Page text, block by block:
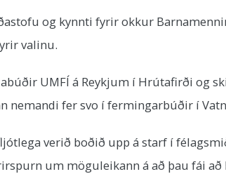
og kynnti fyrir okkur
valinu.
UMFÍ á Reykjum í Hrútafirði
nemandi fer svo í fermingarbúðir í
verið boðið upp á starf í
um möguleikann á að þau fái